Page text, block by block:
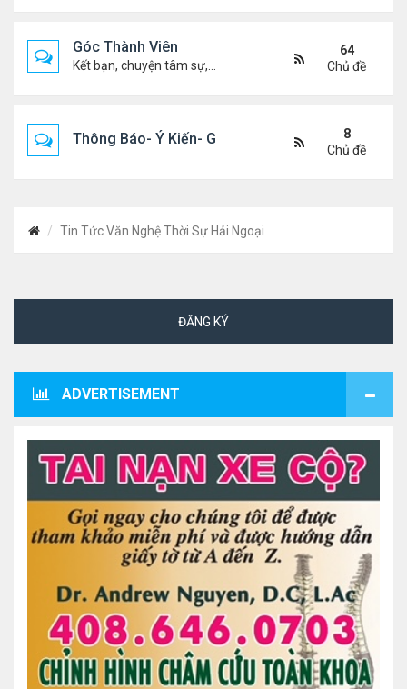
Góc Thành Viên
64
Chủ đề
Thông Báo- Ý Kiến- Góp Ý- Liên Lạc
8
Chủ đề
Tin Tức Văn Nghệ Thời Sự Hải Ngoại
ĐĂNG KÝ
ADVERTISEMENT